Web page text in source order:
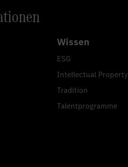
Wissen
ESG
Intellectual Property
Tradition
Talentprogramme